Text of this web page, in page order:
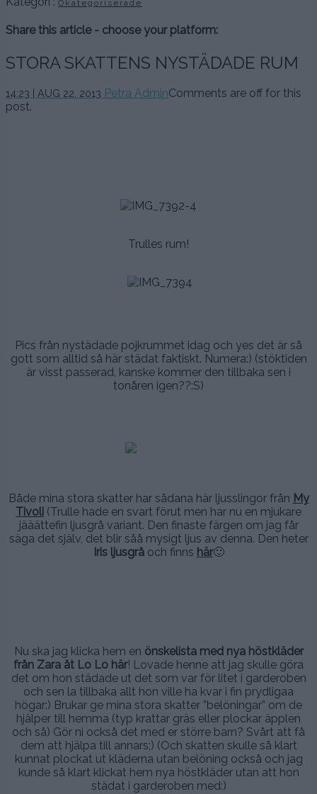
Okategoriserade
Share this article - choose your platform:
STORA SKATTENS NYSTÄDADE RUM
14:23 | AUG 22. 2013 Petra AdminComments are off for this
post.
Trulles rum!
Pics från nystädade pojkrummet idag och yes det är så
gott som alltid så här städat faktiskt. Numera:) (stöktiden
är visst passerad, kanske kommer den tillbaka sen i
tonåren igen??:S)
Både mina stora skatter har sådana här ljusslingor från My
Tivoli (Trulle hade en svart förut men har nu en mjukare
jääättefin ljusgrå variant. Den finaste färgen om jag får
säga det själv, det blir såå mysigt ljus av denna. Den heter
Iris ljusgråoch finns här🙂
Nu ska jag klicka hem en önskelista med nya höstkläder
från Zara åt Lo Lo här! Lovade henne att jag skulle göra
det om hon städade ut det som var för litet i garderoben
och sen la tillbaka allt hon ville ha kvar i fin prydligaa
högar:) Brukar ge mina stora skatter ”belöningar” om de
hjälper till hemma (typ krattar gräs eller plockar äpplen
och så) Gör ni också det med er större barn? Svårt att få
dem att hjälpa till annars;) (Och skatten skulle så klart
kunnat plockat ut kläderna utan belöning också och jag
kunde så klart klickat hem nya höstkläder utan att hon
städat i garderoben med:)